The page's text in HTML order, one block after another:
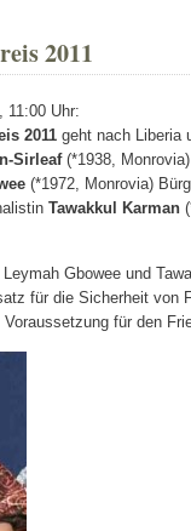
2011
11:00 Uhr:
2011geht nach Liberia
Sirleaf(*1938,
(*1972, Monrovia)
Tawakkul Karman
Gbowee und
für die Sicherheit von
für den